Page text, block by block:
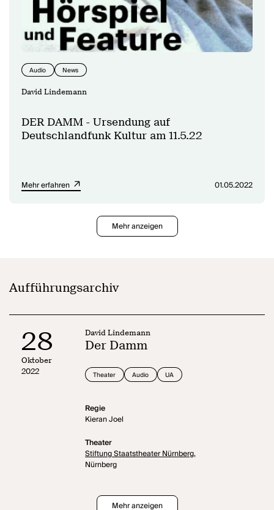
Audio News
David Lindemann
DER DAMM - Ursendung auf
Deutschlandfunk Kultur am 11.5.22
Mehr erfahren 01.05.2022
Mehr anzeigen
Aufführungsarchiv
28
Oktober
2022
David Lindemann
Der Damm
Theater Audio UA
Regie
Kieran Joel
Theater
Stiftung Staatstheater Nürnberg,
Nürnberg
Mehr anzeigen